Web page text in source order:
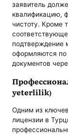
заявитель
квалификацию,
чистоту. Кроме
подтверждение
оформляются по
документов
yeterlilik)
Одним из
лицензии в